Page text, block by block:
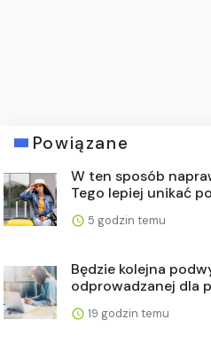
Powiązane
W ten sposób
Tego lepiej unikać
5 godzin temu
Będzie kolejna
odprowadzanej dla
19 godzin temu